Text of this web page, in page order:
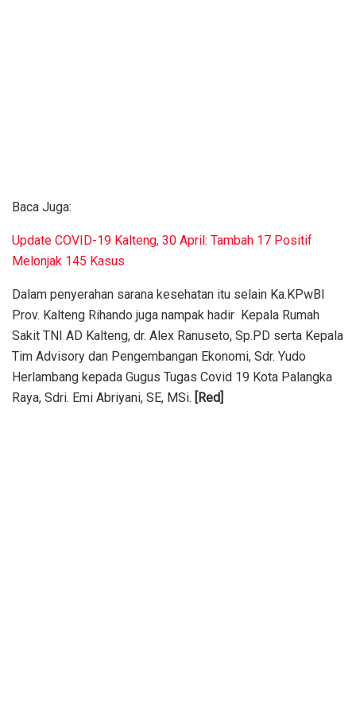
Baca Juga:
Update COVID-19 Kalteng, 30 April: Tambah 17 Positif
Melonjak 145 Kasus
Dalam penyerahan sarana kesehatan itu selain Ka.KPwBI
Prov. Kalteng Rihando juga nampak hadir Kepala Rumah
Sakit TNI AD Kalteng, dr. Alex Ranuseto, Sp.PD serta Kepala
Tim Advisory dan Pengembangan Ekonomi, Sdr. Yudo
Herlambang kepada Gugus Tugas Covid 19 Kota Palangka
Raya, Sdri. Emi Abriyani, SE, MSi.
[Red]